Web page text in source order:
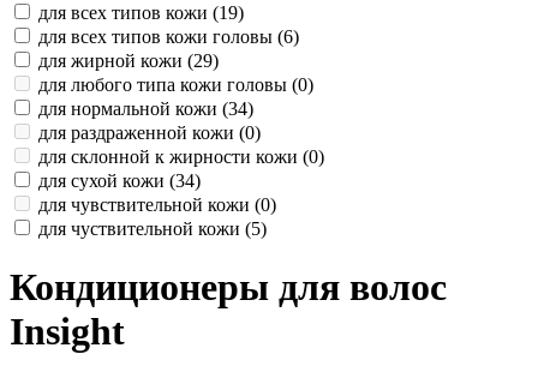
для всех типов кожи (19)
для всех типов кожи головы (6)
для жирной кожи (29)
для любого типа кожи головы (0)
для нормальной кожи (34)
для раздраженной кожи (0)
для склонной к жирности кожи (0)
для сухой кожи (34)
для чувствительной кожи (0)
для чуствительной кожи (5)
Кондиционеры для волос
Insight